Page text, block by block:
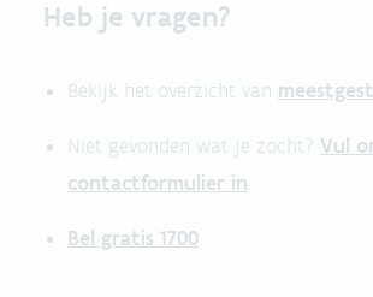
Heb je vragen?
Bekijk het overzicht van
Niet gevonden wat je zocht? Vul
contactformulier in.
Bel gratis 1700